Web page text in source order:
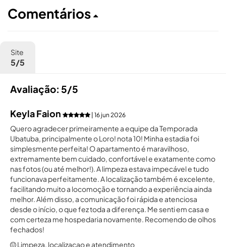
Comentários
Site
5/5
Avaliação: 5/5
Keyla Faion | 16 jun 2026
Quero agradecer primeiramente a equipe da Temporada
Ubatuba, principalmente o Loro! nota 10! Minha estadia foi
simplesmente perfeita! O apartamento é maravilhoso,
extremamente bem cuidado, confortável e exatamente como
nas fotos (ou até melhor!). A limpeza estava impecável e tudo
funcionava perfeitamente. A localização também é excelente,
facilitando muito a locomoção e tornando a experiência ainda
melhor. Além disso, a comunicação foi rápida e atenciosa
desde o início, o que fez toda a diferença. Me senti em casa e
com certeza me hospedaria novamente. Recomendo de olhos
fechados!
Limpeza, localizacao e atendimento